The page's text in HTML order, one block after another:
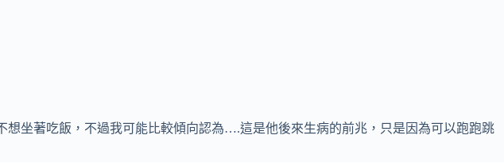
坐著吃飯，不過我可能比較傾向認為….這是他後來生病的前兆，只是因為可以跑跑跳